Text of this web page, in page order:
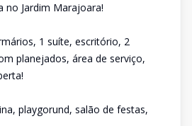
no Jardim Marajoara!
1 suíte, escritório, 2
planejados, área de serviço,
playgorund, salão de festas,